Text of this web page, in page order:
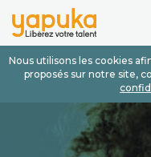
Nous utilisons les cookies
proposés sur notre site,